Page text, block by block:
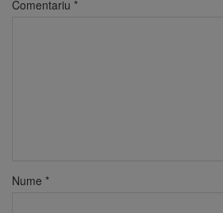
Comentariu *
Nume *